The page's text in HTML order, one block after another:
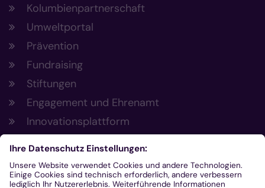
Kolumbienpartnerschaft
Umweltportal
Prävention
Fundraising
Stiftungen
Engagement und Ehrenamt
Innovationsplattform
Aus der Plattform
Nachrichten